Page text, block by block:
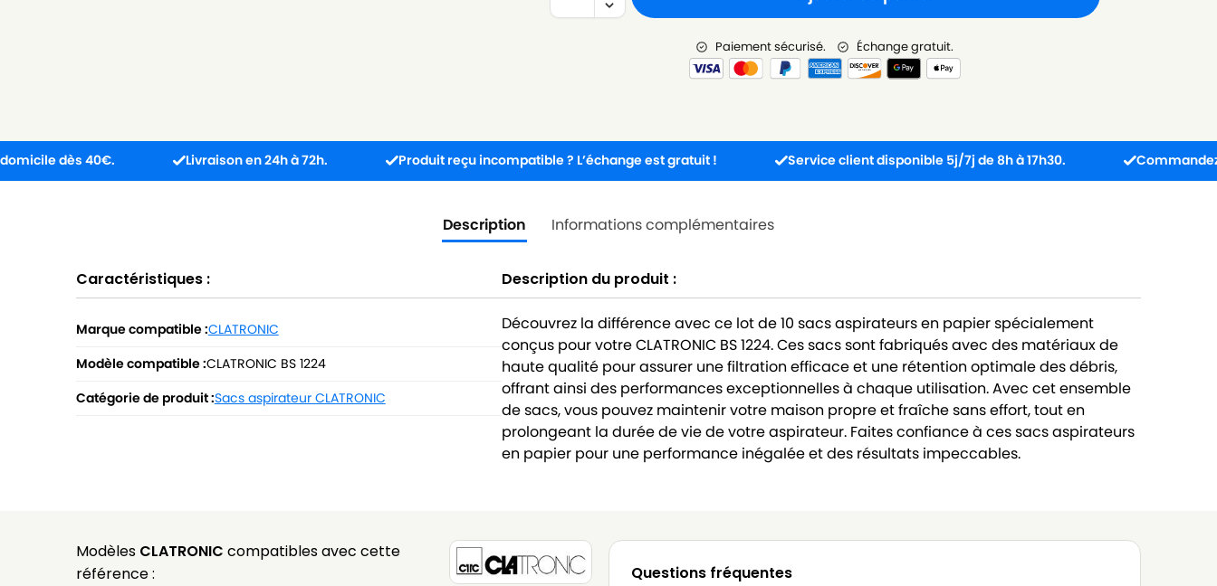
Paiement sécurisé. Échange gratuit.
40€. Livraison en 24h à 72h. Produit reçu incompatible ? L’échange est gratuit ! Service client disponible 5j/7j de 8h à 17h30. Commandez avant
Description Informations complémentaires
Caractéristiques :
Marque compatible :CLATRONIC
Modèle compatible :CLATRONIC BS 1224
Catégorie de produit :Sacs aspirateur CLATRONIC
Description du produit :
Découvrez la différence avec ce lot de 10 sacs aspirateurs en papier spécialement
conçus pour votre CLATRONIC BS 1224. Ces sacs sont fabriqués avec des matériaux de
haute qualité pour assurer une filtration efficace et une rétention optimale des débris,
offrant ainsi des performances exceptionnelles à chaque utilisation. Avec cet ensemble
de sacs, vous pouvez maintenir votre maison propre et fraîche sans effort, tout en
prolongeant la durée de vie de votre aspirateur. Faites confiance à ces sacs aspirateurs
en papier pour une performance inégalée et des résultats impeccables.
Modèles CLATRONIC compatibles avec cette
référence :
Questions fréquentes